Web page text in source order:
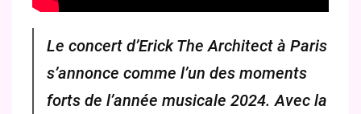
Le concert d’Erick The Architect à Paris
s’annonce comme l’un des moments
forts de l’année musicale 2024. Avec la